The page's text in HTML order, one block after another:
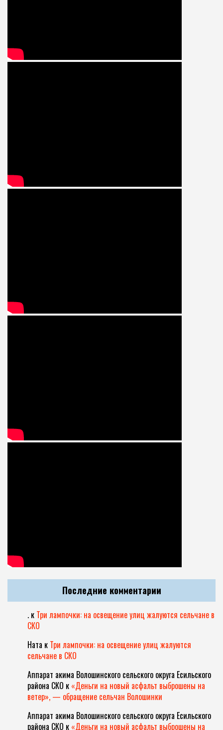
Последние комментарии
. к Три лампочки: на освещение улиц жалуются сельчане в
СКО
Ната к Три лампочки: на освещение улиц жалуются
сельчане в СКО
Аппарат акима Волошинского сельского округа Есильского
района СКО к «Деньги на новый асфальт выброшены на
ветер», — обращение сельчан Волошинки
Аппарат акима Волошинского сельского округа Есильского
района СКО к «Деньги на новый асфальт выброшены на